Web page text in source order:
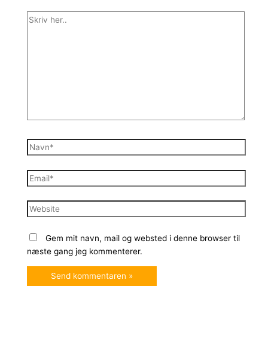
Skriv
Navn*
Email*
Website
Gem mit navn, mail og websted i denne browser til
næste gang jeg kommenterer.